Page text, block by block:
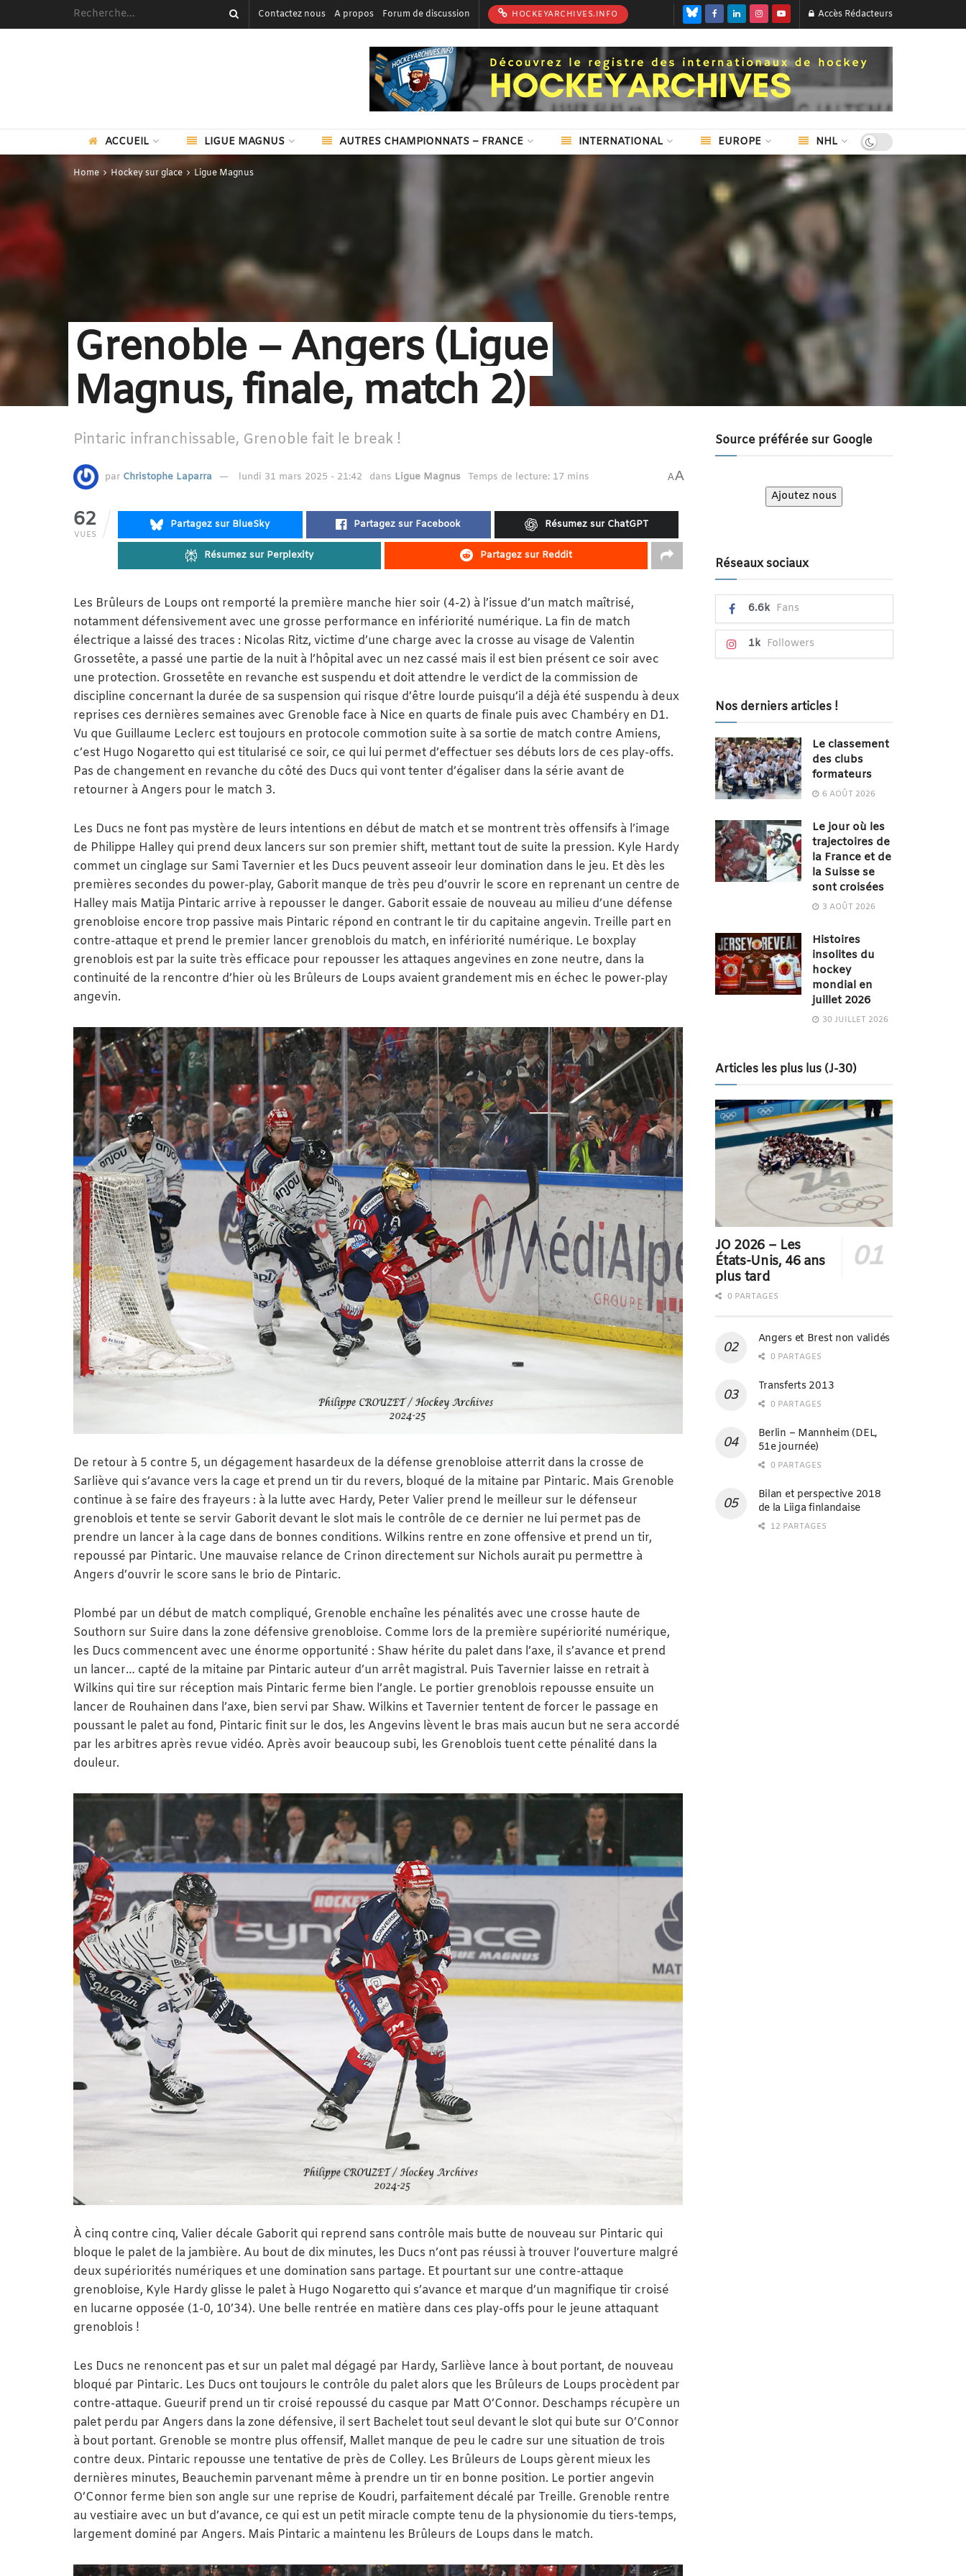
Contactez nous A propos Forum de discussion HOCKEYARCHIVES.INFO Accès Rédacteurs
ACCUEIL LIGUE MAGNUS AUTRES CHAMPIONNATS – FRANCE INTERNATIONAL EUROPE NHL
Home Hockey sur glace Ligue Magnus
Grenoble – Angers (Ligue
Magnus, finale, match 2)
Pintaric infranchissable, Grenoble fait le break !
par Christophe Laparra lundi 31 mars 2025 - 21:42 dans Ligue Magnus Temps de lecture: 17 mins AA
62
VUES
Partagez sur BlueSky Partagez sur Facebook Résumez sur ChatGPT
Résumez sur Perplexity Partagez sur Reddit
Les Brûleurs de Loups ont remporté la première manche hier soir (4-2) à l’issue d’un match maîtrisé,
notamment défensivement avec une grosse performance en infériorité numérique. La fin de match
électrique a laissé des traces : Nicolas Ritz, victime d’une charge avec la crosse au visage de Valentin
Grossetête, a passé une partie de la nuit à l’hôpital avec un nez cassé mais il est bien présent ce soir avec
une protection. Grossetête en revanche est suspendu et doit attendre le verdict de la commission de
discipline concernant la durée de sa suspension qui risque d’être lourde puisqu’il a déjà été suspendu à deux
reprises ces dernières semaines avec Grenoble face à Nice en quarts de finale puis avec Chambéry en D1.
Vu que Guillaume Leclerc est toujours en protocole commotion suite à sa sortie de match contre Amiens,
c’est Hugo Nogaretto qui est titularisé ce soir, ce qui lui permet d’effectuer ses débuts lors de ces play-offs.
Pas de changement en revanche du côté des Ducs qui vont tenter d’égaliser dans la série avant de
retourner à Angers pour le match 3.
Les Ducs ne font pas mystère de leurs intentions en début de match et se montrent très offensifs à l’image
de Philippe Halley qui prend deux lancers sur son premier shift, mettant tout de suite la pression. Kyle Hardy
commet un cinglage sur Sami Tavernier et les Ducs peuvent asseoir leur domination dans le jeu. Et dès les
premières secondes du power-play, Gaborit manque de très peu d’ouvrir le score en reprenant un centre de
Halley mais Matija Pintaric arrive à repousser le danger. Gaborit essaie de nouveau au milieu d’une défense
grenobloise encore trop passive mais Pintaric répond en contrant le tir du capitaine angevin. Treille part en
contre-attaque et prend le premier lancer grenoblois du match, en infériorité numérique. Le boxplay
grenoblois est par la suite très efficace pour repousser les attaques angevines en zone neutre, dans la
continuité de la rencontre d’hier où les Brûleurs de Loups avaient grandement mis en échec le power-play
angevin.
De retour à 5 contre 5, un dégagement hasardeux de la défense grenobloise atterrit dans la crosse de
Sarliève qui s’avance vers la cage et prend un tir du revers, bloqué de la mitaine par Pintaric. Mais Grenoble
continue à se faire des frayeurs : à la lutte avec Hardy, Peter Valier prend le meilleur sur le défenseur
grenoblois et tente se servir Gaborit devant le slot mais le contrôle de ce dernier ne lui permet pas de
prendre un lancer à la cage dans de bonnes conditions. Wilkins rentre en zone offensive et prend un tir,
repoussé par Pintaric. Une mauvaise relance de Crinon directement sur Nichols aurait pu permettre à
Angers d’ouvrir le score sans le brio de Pintaric.
Plombé par un début de match compliqué, Grenoble enchaîne les pénalités avec une crosse haute de
Southorn sur Suire dans la zone défensive grenobloise. Comme lors de la première supériorité numérique,
les Ducs commencent avec une énorme opportunité : Shaw hérite du palet dans l’axe, il s’avance et prend
un lancer… capté de la mitaine par Pintaric auteur d’un arrêt magistral. Puis Tavernier laisse en retrait à
Wilkins qui tire sur réception mais Pintaric ferme bien l’angle. Le portier grenoblois repousse ensuite un
lancer de Rouhainen dans l’axe, bien servi par Shaw. Wilkins et Tavernier tentent de forcer le passage en
poussant le palet au fond, Pintaric finit sur le dos, les Angevins lèvent le bras mais aucun but ne sera accordé
par les arbitres après revue vidéo. Après avoir beaucoup subi, les Grenoblois tuent cette pénalité dans la
douleur.
À cinq contre cinq, Valier décale Gaborit qui reprend sans contrôle mais butte de nouveau sur Pintaric qui
bloque le palet de la jambière. Au bout de dix minutes, les Ducs n’ont pas réussi à trouver l’ouverture malgré
deux supériorités numériques et une domination sans partage. Et pourtant sur une contre-attaque
grenobloise, Kyle Hardy glisse le palet à Hugo Nogaretto qui s’avance et marque d’un magnifique tir croisé
en lucarne opposée (1-0, 10’34). Une belle rentrée en matière dans ces play-offs pour le jeune attaquant
grenoblois !
Les Ducs ne renoncent pas et sur un palet mal dégagé par Hardy, Sarliève lance à bout portant, de nouveau
bloqué par Pintaric. Les Ducs ont toujours le contrôle du palet alors que les Brûleurs de Loups procèdent par
contre-attaque. Gueurif prend un tir croisé repoussé du casque par Matt O’Connor. Deschamps récupère un
palet perdu par Angers dans la zone défensive, il sert Bachelet tout seul devant le slot qui bute sur O’Connor
à bout portant. Grenoble se montre plus offensif, Mallet manque de peu le cadre sur une situation de trois
contre deux. Pintaric repousse une tentative de près de Colley. Les Brûleurs de Loups gèrent mieux les
dernières minutes, Beauchemin parvenant même à prendre un tir en bonne position. Le portier angevin
O’Connor ferme bien son angle sur une reprise de Koudri, parfaitement décalé par Treille. Grenoble rentre
au vestiaire avec un but d’avance, ce qui est un petit miracle compte tenu de la physionomie du tiers-temps,
largement dominé par Angers. Mais Pintaric a maintenu les Brûleurs de Loups dans le match.
Source préférée sur Google
Ajoutez nous
Réseaux sociaux
6.6k Fans
1k Followers
Nos derniers articles !
Le classement
des clubs
formateurs
6 AOÛT 2026
Le jour où les
trajectoires de
la France et de
la Suisse se
sont croisées
3 AOÛT 2026
Histoires
insolites du
hockey
mondial en
juillet 2026
30 JUILLET 2026
Articles les plus lus (J-30)
JO 2026 – Les
États-Unis, 46 ans
plus tard
0 PARTAGES
Angers et Brest non validés
0 PARTAGES
Transferts 2013
0 PARTAGES
Berlin – Mannheim (DEL,
51e journée)
0 PARTAGES
Bilan et perspective 2018
de la Liiga finlandaise
12 PARTAGES